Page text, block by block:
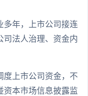
多年，上市公司接连
司法人治理、资金内
度上市公司资金，不
资本市场信息披露监